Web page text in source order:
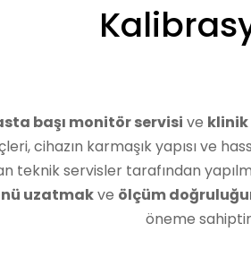
başı monitör servisi ve klinik
cihazın karmaşık yapısı ve
teknik servisler tarafından
uzatmakve ölçüm
öneme